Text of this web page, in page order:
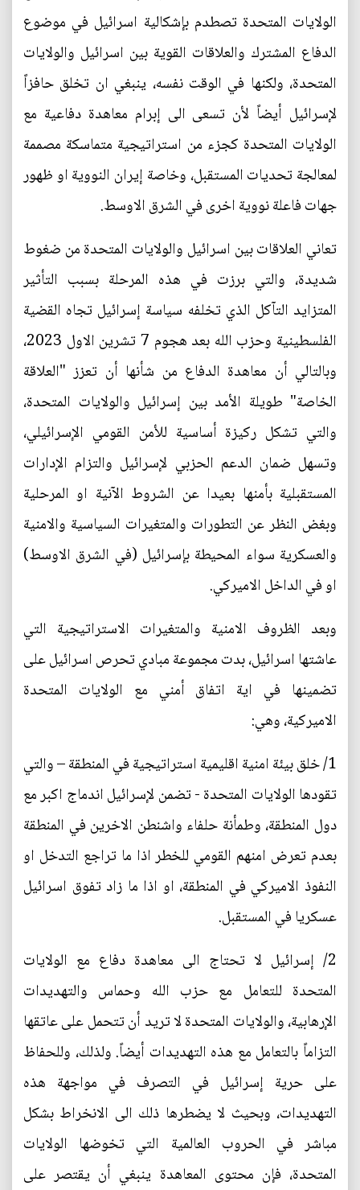
الولايات المتحدة تصطدم بإشكالية اسرائيل في موضوع
الدفاع المشترك والعلاقات القوية بين اسرائيل والولايات
المتحدة، ولكنها في الوقت نفسه، ينبغي ان تخلق حافزاً
لإسرائيل أيضاً لأن تسعى الى إبرام معاهدة دفاعية مع
الولايات المتحدة كجزء من استراتيجية متماسكة مصممة
لمعالجة تحديات المستقبل، وخاصة إيران النووية او ظهور
جهات فاعلة نووية اخرى في الشرق الاوسط.
تعاني العلاقات بين اسرائيل والولايات المتحدة من ضغوط
شديدة، والتي برزت في هذه المرحلة بسبب التأثير
المتزايد التآكل الذي تخلفه سياسة إسرائيل تجاه القضية
الفلسطينية وحزب الله بعد هجوم 7 تشرين الاول 2023،
وبالتالي أن معاهدة الدفاع من شأنها أن تعزز "العلاقة
الخاصة" طويلة الأمد بين إسرائيل والولايات المتحدة،
والتي تشكل ركيزة أساسية للأمن القومي الإسرائيلي،
وتسهل ضمان الدعم الحزبي لإسرائيل والتزام الإدارات
المستقبلية بأمنها بعيدا عن الشروط الآنية او المرحلية
وبغض النظر عن التطورات والمتغيرات السياسية والامنية
والعسكرية سواء المحيطة بإسرائيل (في الشرق الاوسط)
او في الداخل الاميركي.
وبعد الظروف الامنية والمتغيرات الاستراتيجية التي
عاشتها اسرائيل، بدت مجموعة مبادي تحرص اسرائيل على
تضمينها في اية اتفاق أمني مع الولايات المتحدة
الاميركية، وهي:
1/ خلق بيئة امنية اقليمية استراتيجية في المنطقة – والتي
تقودها الولايات المتحدة - تضمن لإسرائيل اندماج اكبر مع
دول المنطقة، وطمأنة حلفاء واشنطن الاخرين في المنطقة
بعدم تعرض امنهم القومي للخطر اذا ما تراجع التدخل او
النفوذ الاميركي في المنطقة، او اذا ما زاد تفوق اسرائيل
عسكريا في المستقبل.
2/ إسرائيل لا تحتاج الى معاهدة دفاع مع الولايات
المتحدة للتعامل مع حزب الله وحماس والتهديدات
الإرهابية، والولايات المتحدة لا تريد أن تتحمل على عاتقها
التزاماً بالتعامل مع هذه التهديدات أيضاً. ولذلك، وللحفاظ
على حرية إسرائيل في التصرف في مواجهة هذه
التهديدات، وبحيث لا يضطرها ذلك الى الانخراط بشكل
مباشر في الحروب العالمية التي تخوضها الولايات
المتحدة، فإن محتوى المعاهدة ينبغي أن يقتصر على